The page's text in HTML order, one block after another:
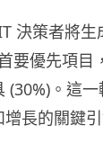
決策者將
要優先項目
(30%)。這
長的關鍵引